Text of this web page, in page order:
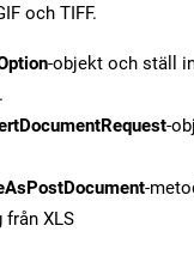
och TIFF.
-objekt och ställ
.
-
-
från XLS